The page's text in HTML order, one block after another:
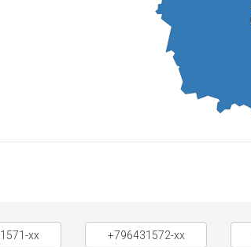
xx +796431572-xx